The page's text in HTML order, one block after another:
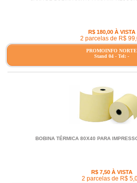
R$ 180,00 À VISTA
2 parcelas de R$
PROMOINFO NORTE
Stand 04 - Tel: -
BOBINA TÉRMICA 80X40 PARA
R$ 7,50 À VISTA
2 parcelas de R$